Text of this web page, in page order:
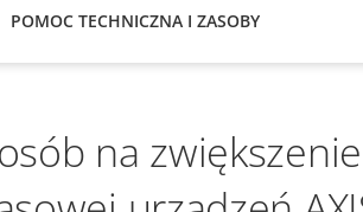
POMOC TECHNICZNA I ZASOBY
na